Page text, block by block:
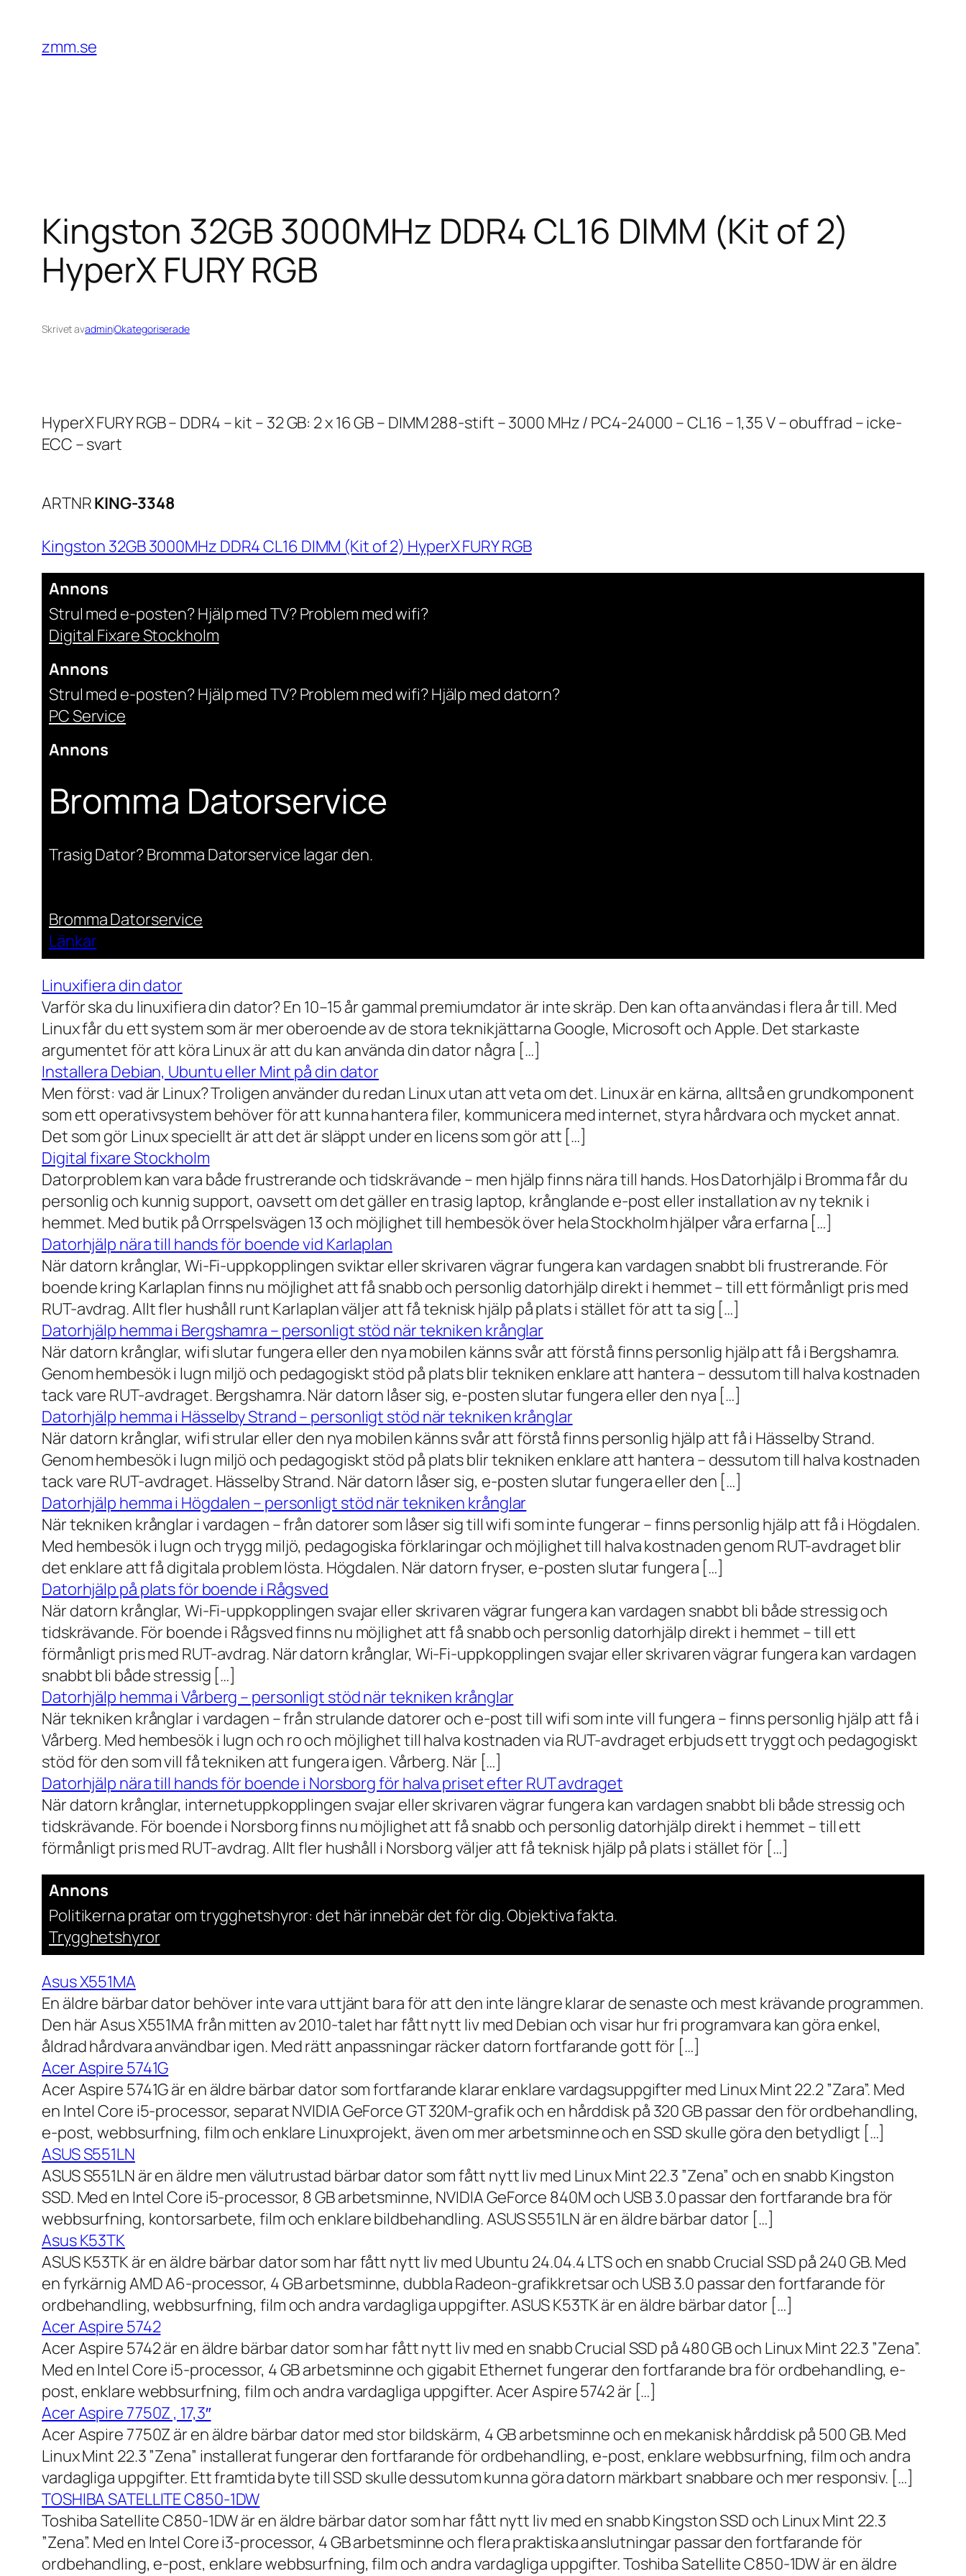
innehåll
zmm.se
Kingston 32GB 3000MHz DDR4 CL16 DIMM (Kit of 2)
HyperX FURY RGB
Skrivet avadminiOkategoriserade
HyperX FURY RGB – DDR4 – kit – 32 GB: 2 x 16 GB – DIMM 288-stift – 3000 MHz / PC4-24000 – CL16 – 1,35 V – obuffrad – icke-
ECC – svart
ARTNRKING-3348
Kingston 32GB 3000MHz DDR4 CL16 DIMM (Kit of 2) HyperX FURY RGB
Annons
Strul med e-posten? Hjälp med TV? Problem med wifi?
Digital Fixare Stockholm
Annons
Strul med e-posten? Hjälp med TV? Problem med wifi? Hjälp med datorn?
PC Service
Annons
Bromma Datorservice
Trasig Dator? Bromma Datorservice lagar den.
Bromma Datorservice
Länkar
Linuxifiera din dator
Varför ska du linuxifiera din dator? En 10–15 år gammal premiumdator är inte skräp. Den kan ofta användas i flera år till. Med
Linux får du ett system som är mer oberoende av de stora teknikjättarna Google, Microsoft och Apple. Det starkaste
argumentet för att köra Linux är att du kan använda din dator några […]
Installera Debian, Ubuntu eller Mint på din dator
Men först: vad är Linux? Troligen använder du redan Linux utan att veta om det. Linux är en kärna, alltså en grundkomponent
som ett operativsystem behöver för att kunna hantera filer, kommunicera med internet, styra hårdvara och mycket annat.
Det som gör Linux speciellt är att det är släppt under en licens som gör att […]
Digital fixare Stockholm
Datorproblem kan vara både frustrerande och tidskrävande – men hjälp finns nära till hands. Hos Datorhjälp i Bromma får du
personlig och kunnig support, oavsett om det gäller en trasig laptop, krånglande e-post eller installation av ny teknik i
hemmet. Med butik på Orrspelsvägen 13 och möjlighet till hembesök över hela Stockholm hjälper våra erfarna […]
Datorhjälp nära till hands för boende vid Karlaplan
När datorn krånglar, Wi-Fi-uppkopplingen sviktar eller skrivaren vägrar fungera kan vardagen snabbt bli frustrerande. För
boende kring Karlaplan finns nu möjlighet att få snabb och personlig datorhjälp direkt i hemmet – till ett förmånligt pris med
RUT-avdrag. Allt fler hushåll runt Karlaplan väljer att få teknisk hjälp på plats i stället för att ta sig […]
Datorhjälp hemma i Bergshamra – personligt stöd när tekniken krånglar
När datorn krånglar, wifi slutar fungera eller den nya mobilen känns svår att förstå finns personlig hjälp att få i Bergshamra.
Genom hembesök i lugn miljö och pedagogiskt stöd på plats blir tekniken enklare att hantera – dessutom till halva kostnaden
tack vare RUT-avdraget. Bergshamra. När datorn låser sig, e-posten slutar fungera eller den nya […]
Datorhjälp hemma i Hässelby Strand – personligt stöd när tekniken krånglar
När datorn krånglar, wifi strular eller den nya mobilen känns svår att förstå finns personlig hjälp att få i Hässelby Strand.
Genom hembesök i lugn miljö och pedagogiskt stöd på plats blir tekniken enklare att hantera – dessutom till halva kostnaden
tack vare RUT-avdraget. Hässelby Strand. När datorn låser sig, e-posten slutar fungera eller den […]
Datorhjälp hemma i Högdalen – personligt stöd när tekniken krånglar
När tekniken krånglar i vardagen – från datorer som låser sig till wifi som inte fungerar – finns personlig hjälp att få i Högdalen.
Med hembesök i lugn och trygg miljö, pedagogiska förklaringar och möjlighet till halva kostnaden genom RUT-avdraget blir
det enklare att få digitala problem lösta. Högdalen. När datorn fryser, e-posten slutar fungera […]
Datorhjälp på plats för boende i Rågsved
När datorn krånglar, Wi-Fi-uppkopplingen svajar eller skrivaren vägrar fungera kan vardagen snabbt bli både stressig och
tidskrävande. För boende i Rågsved finns nu möjlighet att få snabb och personlig datorhjälp direkt i hemmet – till ett
förmånligt pris med RUT-avdrag. När datorn krånglar, Wi-Fi-uppkopplingen svajar eller skrivaren vägrar fungera kan vardagen
snabbt bli både stressig […]
Datorhjälp hemma i Vårberg – personligt stöd när tekniken krånglar
När tekniken krånglar i vardagen – från strulande datorer och e-post till wifi som inte vill fungera – finns personlig hjälp att få i
Vårberg. Med hembesök i lugn och ro och möjlighet till halva kostnaden via RUT-avdraget erbjuds ett tryggt och pedagogiskt
stöd för den som vill få tekniken att fungera igen. Vårberg. När […]
Datorhjälp nära till hands för boende i Norsborg för halva priset efter RUT avdraget
När datorn krånglar, internetuppkopplingen svajar eller skrivaren vägrar fungera kan vardagen snabbt bli både stressig och
tidskrävande. För boende i Norsborg finns nu möjlighet att få snabb och personlig datorhjälp direkt i hemmet – till ett
förmånligt pris med RUT-avdrag. Allt fler hushåll i Norsborg väljer att få teknisk hjälp på plats i stället för […]
Annons
Politikerna pratar om trygghetshyror: det här innebär det för dig. Objektiva fakta.
Trygghetshyror
Asus X551MA
En äldre bärbar dator behöver inte vara uttjänt bara för att den inte längre klarar de senaste och mest krävande programmen.
Den här Asus X551MA från mitten av 2010-talet har fått nytt liv med Debian och visar hur fri programvara kan göra enkel,
åldrad hårdvara användbar igen. Med rätt anpassningar räcker datorn fortfarande gott för […]
Acer Aspire 5741G
Acer Aspire 5741G är en äldre bärbar dator som fortfarande klarar enklare vardagsuppgifter med Linux Mint 22.2 ”Zara”. Med
en Intel Core i5-processor, separat NVIDIA GeForce GT 320M-grafik och en hårddisk på 320 GB passar den för ordbehandling,
e-post, webbsurfning, film och enklare Linuxprojekt, även om mer arbetsminne och en SSD skulle göra den betydligt […]
ASUS S551LN
ASUS S551LN är en äldre men välutrustad bärbar dator som fått nytt liv med Linux Mint 22.3 ”Zena” och en snabb Kingston
SSD. Med en Intel Core i5-processor, 8 GB arbetsminne, NVIDIA GeForce 840M och USB 3.0 passar den fortfarande bra för
webbsurfning, kontorsarbete, film och enklare bildbehandling. ASUS S551LN är en äldre bärbar dator […]
Asus K53TK
ASUS K53TK är en äldre bärbar dator som har fått nytt liv med Ubuntu 24.04.4 LTS och en snabb Crucial SSD på 240 GB. Med
en fyrkärnig AMD A6-processor, 4 GB arbetsminne, dubbla Radeon-grafikkretsar och USB 3.0 passar den fortfarande för
ordbehandling, webbsurfning, film och andra vardagliga uppgifter. ASUS K53TK är en äldre bärbar dator […]
Acer Aspire 5742
Acer Aspire 5742 är en äldre bärbar dator som har fått nytt liv med en snabb Crucial SSD på 480 GB och Linux Mint 22.3 ”Zena”.
Med en Intel Core i5-processor, 4 GB arbetsminne och gigabit Ethernet fungerar den fortfarande bra för ordbehandling, e-
post, enklare webbsurfning, film och andra vardagliga uppgifter. Acer Aspire 5742 är […]
Acer Aspire 7750Z , 17,3″
Acer Aspire 7750Z är en äldre bärbar dator med stor bildskärm, 4 GB arbetsminne och en mekanisk hårddisk på 500 GB. Med
Linux Mint 22.3 ”Zena” installerat fungerar den fortfarande för ordbehandling, e-post, enklare webbsurfning, film och andra
vardagliga uppgifter. Ett framtida byte till SSD skulle dessutom kunna göra datorn märkbart snabbare och mer responsiv. […]
TOSHIBA SATELLITE C850-1DW
Toshiba Satellite C850-1DW är en äldre bärbar dator som har fått nytt liv med en snabb Kingston SSD och Linux Mint 22.3
”Zena”. Med en Intel Core i3-processor, 4 GB arbetsminne och flera praktiska anslutningar passar den fortfarande för
ordbehandling, e-post, enklare webbsurfning, film och andra vardagliga uppgifter. Toshiba Satellite C850-1DW är en äldre